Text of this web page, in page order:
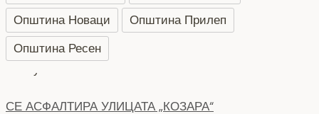
Општина Новаци
Општина Прилеп
Општина Ресен
СЕ АСФАЛТИРА УЛИЦАТА „КОЗАРА“
6 август 2026